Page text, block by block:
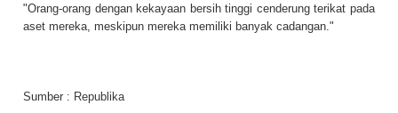
"Orang-orang dengan kekayaan bersih tinggi cenderung terikat pada
aset mereka, meskipun mereka memiliki banyak cadangan."
Sumber : Republika